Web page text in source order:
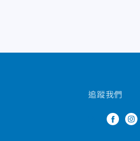
追蹤我們